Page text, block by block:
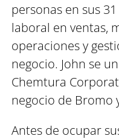
personas en sus
laboral en ventas,
operaciones y
negocio. John se
Chemtura
negocio de Bromo
Antes de ocupar